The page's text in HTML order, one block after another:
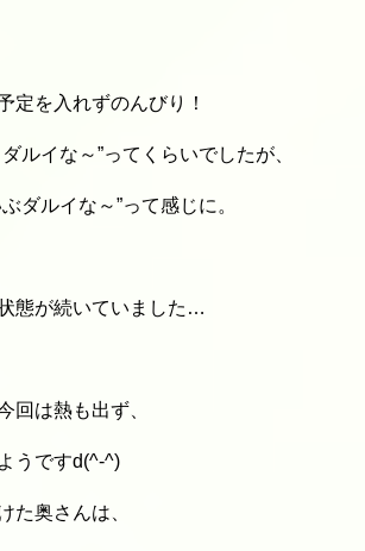
定を入れずのんびり！
ルイな～”ってくらいでしたが、
ダルイな～”って感じに。
態が続いていました…
回は熱も出ず、
うですd(^-^)
た奥さんは、